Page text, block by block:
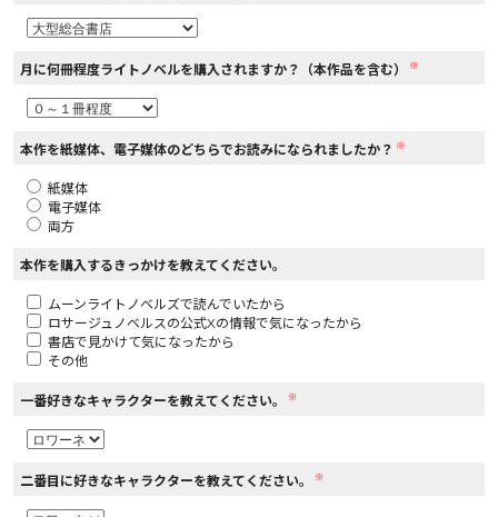
月に何冊程度ライトノベルを購入されますか？（本作品を含む） ※
本作を紙媒体、電子媒体のどちらでお読みになられましたか？ ※
紙媒体
電子媒体
両方
本作を購入するきっかけを教えてください。
ムーンライトノベルズで読んでいたから
ロサージュノベルスの公式Xの情報で気になったから
書店で見かけて気になったから
その他
一番好きなキャラクターを教えてください。 ※
二番目に好きなキャラクターを教えてください。 ※